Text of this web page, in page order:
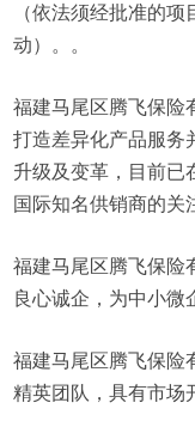
（依法须经批准的
动）。。
福建马尾区腾飞保险
打造差异化产品服务
升级及变革，目前已
国际知名供销商的关
福建马尾区腾飞保险
良心诚企，为中小微
福建马尾区腾飞保险
精英团队，具有市场